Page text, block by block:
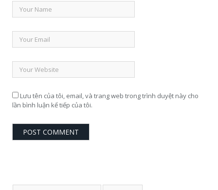
Lưu tên của tôi, email, và trang web trong trình duyệt này cho
lần bình luận kế tiếp của tôi.